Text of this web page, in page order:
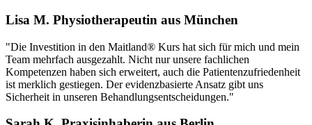
Lisa M. Physiotherapeutin aus München
"Die Investition in den Maitland® Kurs hat sich für mich und mein
Team mehrfach ausgezahlt. Nicht nur unsere fachlichen
Kompetenzen haben sich erweitert, auch die Patientenzufriedenheit
ist merklich gestiegen. Der evidenzbasierte Ansatz gibt uns
Sicherheit in unseren Behandlungsentscheidungen."